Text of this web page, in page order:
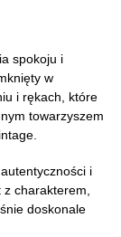
spokoju i
w
i rękach, które
towarzyszem
i
z charakterem,
doskonale